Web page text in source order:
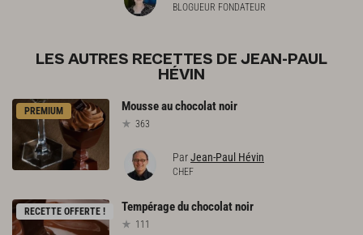
BLOGUEUR FONDATEUR
LES AUTRES RECETTES DE JEAN-PAUL
HÉVIN
PREMIUM Mousseauchocolatnoir
363
ParJean-Paul Hévin
CHEF
RECETTE OFFERTE ! Tempérageduchocolatnoir
111